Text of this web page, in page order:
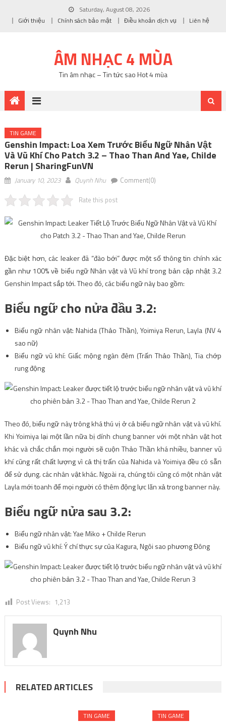
Saturday, August 08, 2026
Giới thiệu
Chính sách bảo mật Điều khoản dịch vụ Liên hệ
ÂM NHẠC 4 MÙA
Tin âm nhạc – Tin tức sao Hot 4 mùa
TIN GAME
Genshin Impact: Loa Xem Trước Biểu Ngữ Nhân Vật
Và Vũ Khí Cho Patch 3.2 – Thao Than And Yae, Childe
Rerun | SharingFunVN
January 10, 2023 Quynh Nhu Comment(0)
Rate this post
Đặc biệt hơn, các leaker đã “đào bới” được một số thông tin chính xác
gần như 100% về biểu ngữ Nhân vật và Vũ khí trong bản cập nhật 3.2
Genshin Impact sắp tới. Theo đó, các biểu ngữ này bao gồm:
Biểu ngữ cho nửa đầu 3.2:
Biểu ngữ nhân vật: Nahida (Thảo Thần), Yoimiya Rerun, Layla (NV 4
sao nữ)
Biểu ngữ vũ khí: Giấc mộng ngàn đêm (Trấn Thảo Thần), Tia chớp
rung động
Theo đó, biểu ngữ này trông khá thú vị ở cả biểu ngữ nhân vật và vũ khí.
Khi Yoimiya lại một lần nữa bị dính chung banner với một nhân vật hot
khác và chắc chắn mọi người sẽ cuộn Thảo Thần khá nhiều, banner vũ
khí cũng rất chất lượng vì cả thị trấn của Nahida và Yoimiya đều có sẵn
để sử dụng. các nhân vật khác. Ngoài ra, chúng tôi cũng có một nhân vật
Layla mới toanh để mọi người có thêm động lực lăn xả trong banner này.
Biểu ngữ nửa sau 3.2:
Biểu ngữ nhân vật: Yae Miko + Childe Rerun
Biểu ngữ vũ khí: Ý chí thực sự của Kagura, Ngôi sao phương Đông
Post Views: 1,213
Quynh Nhu
RELATED ARTICLES
TIN GAME TIN GAME